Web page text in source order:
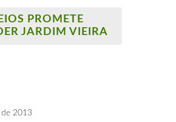
PROMETE
JARDIM VIEIRA
2013